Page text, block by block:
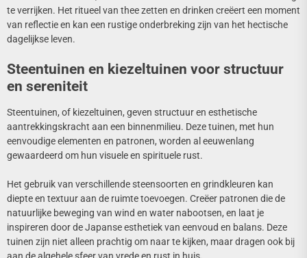
te verrijken. Het ritueel van thee zetten en drinken creëert een moment
van reflectie en kan een rustige onderbreking zijn van het hectische
dagelijkse leven.
Steentuinen en kiezeltuinen voor structuur
en sereniteit
Steentuinen, of kiezeltuinen, geven structuur en esthetische
aantrekkingskracht aan een binnenmilieu. Deze tuinen, met hun
eenvoudige elementen en patronen, worden al eeuwenlang
gewaardeerd om hun visuele en spirituele rust.
Het gebruik van verschillende steensoorten en grindkleuren kan
diepte en textuur aan de ruimte toevoegen. Creëer patronen die de
natuurlijke beweging van wind en water nabootsen, en laat je
inspireren door de Japanse esthetiek van eenvoud en balans. Deze
tuinen zijn niet alleen prachtig om naar te kijken, maar dragen ook bij